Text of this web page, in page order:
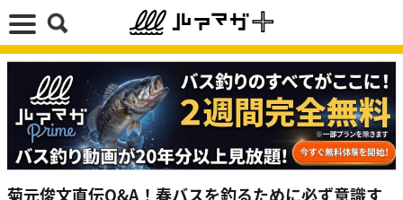
菊元俊文直伝Q&A！春バスを釣るために必ず意識す